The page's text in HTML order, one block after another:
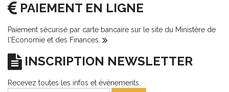
PAIEMENT EN LIGNE
Paiement sécurisé par carte bancaire sur le site du Ministère de
l'Economie et des Finances.
INSCRIPTION NEWSLETTER
Recevez toutes les infos et évènements.